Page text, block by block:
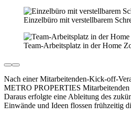
Einzelbüro mit verstellbarem
Team-Arbeitsplatz in der Home
Nach einer Mitarbeitenden-Kick-off-
METRO PROPERTIES
Daraus erfolgte eine Ableitung des
Einwände und Ideen flossen frühzeitig